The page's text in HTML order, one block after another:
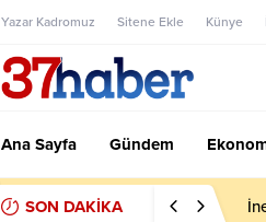
Yazar Kadromuz Sitene Ekle Künye
Ana Sayfa Gündem
SON DAKİKA